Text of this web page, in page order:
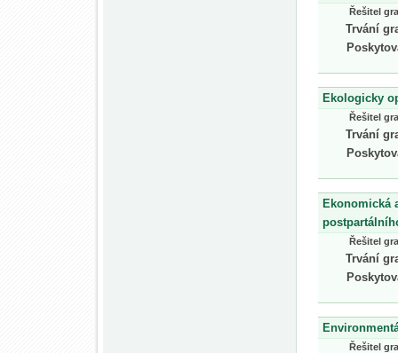
Řešitel
Trvání
Ekologicky
Řešitel
Trvání
Ekonomická
Řešitel
Trvání
Řešitel